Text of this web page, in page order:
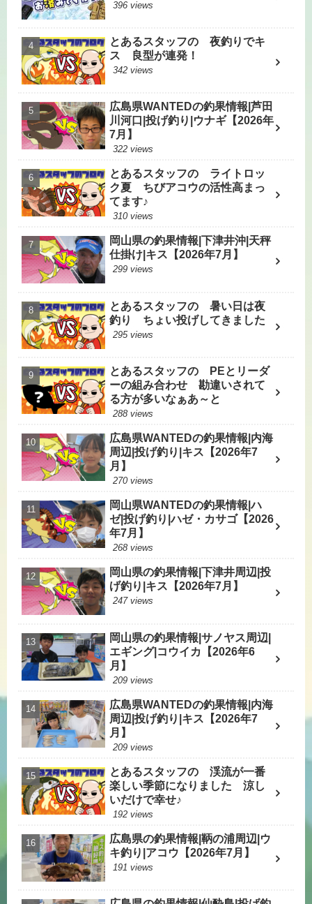
396 views
とあるスタッフの 夜釣りでキ
ス 良型が連発！
342 views
広島県WANTEDの釣果情報|芦田
川河口|投げ釣り|ウナギ【2026年
7月】
322 views
とあるスタッフの ライトロッ
ク夏 ちびアコウの活性高まっ
てます♪
310 views
岡山県の釣果情報|下津井沖|天秤
仕掛け|キス【2026年7月】
299 views
とあるスタッフの 暑い日は夜
釣り ちょい投げしてきました
295 views
とあるスタッフの PEとリーダ
ーの組み合わせ 勘違いされて
る方が多いなぁあ～と
288 views
広島県WANTEDの釣果情報|内海
周辺|投げ釣り|キス【2026年7
月】
270 views
岡山県WANTEDの釣果情報|ハ
ゼ|投げ釣り|ハゼ・カサゴ【2026
年7月】
268 views
岡山県の釣果情報|下津井周辺|投
げ釣り|キス【2026年7月】
247 views
岡山県の釣果情報|サノヤス周辺|
エギング|コウイカ【2026年6
月】
209 views
広島県WANTEDの釣果情報|内海
周辺|投げ釣り|キス【2026年7
月】
209 views
とあるスタッフの 渓流が一番
楽しい季節になりました 涼し
いだけで幸せ♪
192 views
広島県の釣果情報|鞆の浦周辺|ウ
キ釣り|アコウ【2026年7月】
191 views